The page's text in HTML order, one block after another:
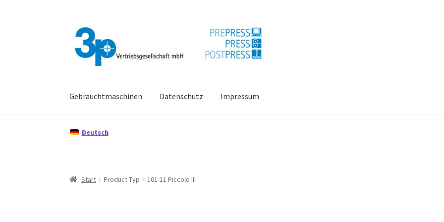
Navigation
springen
Zum
Inhalt
springen
Gebrauchtmaschinen Datenschutz Impressum
Deutsch
Start Product Typ 101-11 Piccolo III